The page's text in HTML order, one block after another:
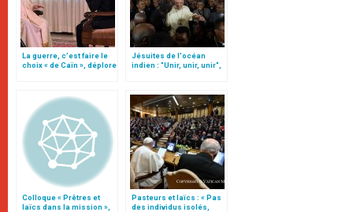
La guerre, c’est faire le
choix « de Caïn », déplore
Jésuites de l'océan
indien : "Unir, unir, unir",
Colloque « Prêtres et
laïcs dans la mission »,
Pasteurs et laïcs : « Pas
des individus isolés,